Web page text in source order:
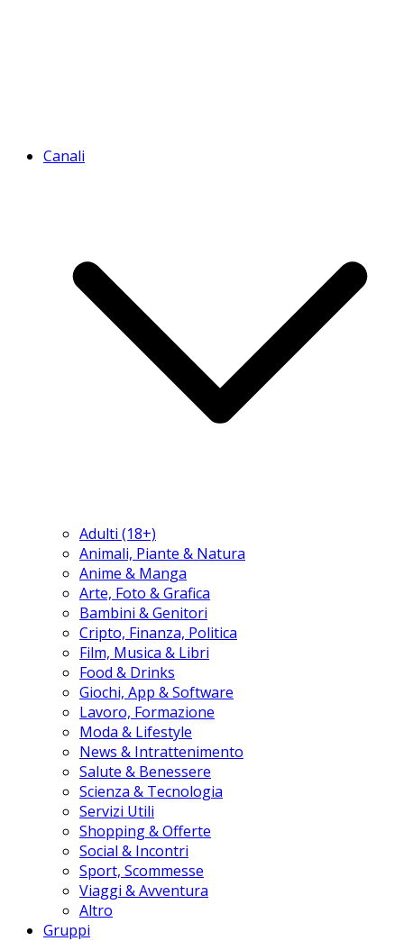
Canali
Adulti (18+)
Animali, Piante & Natura
Anime & Manga
Arte, Foto & Grafica
Bambini & Genitori
Cripto, Finanza, Politica
Film, Musica & Libri
Food & Drinks
Giochi, App & Software
Lavoro, Formazione
Moda & Lifestyle
News & Intrattenimento
Salute & Benessere
Scienza & Tecnologia
Servizi Utili
Shopping & Offerte
Social & Incontri
Sport, Scommesse
Viaggi & Avventura
Altro
Gruppi